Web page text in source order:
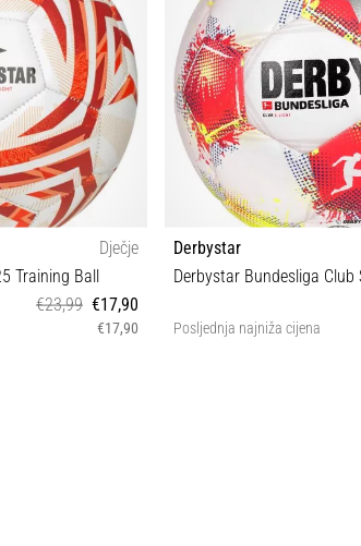
Dječje
Training Ball
€23,99 €17,90
€17,90
Derbystar
Posljednja najniža cijena